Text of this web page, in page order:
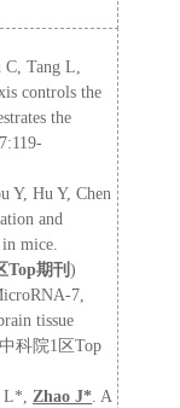
C, Tang L,
controls the
the
Y, Hu Y, Chen
and
mice.
Top期刊 )
7,
tissue
中科院1 区Top
L*,Zhao J*. A